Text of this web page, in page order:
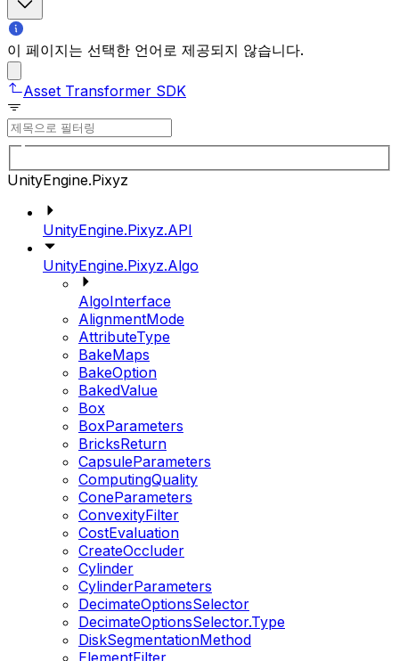
이 페이지는 선택한 언어로 제공되지 않습니다.
Asset Transformer SDK
UnityEngine.Pixyz
UnityEngine.Pixyz.API
UnityEngine.Pixyz.Algo
AlgoInterface
AlignmentMode
AttributeType
BakeMaps
BakeOption
BakedValue
Box
BoxParameters
BricksReturn
CapsuleParameters
ComputingQuality
ConeParameters
ConvexityFilter
CostEvaluation
CreateOccluder
Cylinder
CylinderParameters
DecimateOptionsSelector
DecimateOptionsSelector.Type
DiskSegmentationMethod
ElementFilter